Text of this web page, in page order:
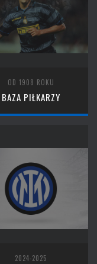
OD 1908 ROKU
BAZA PIŁKARZY
2024-2025